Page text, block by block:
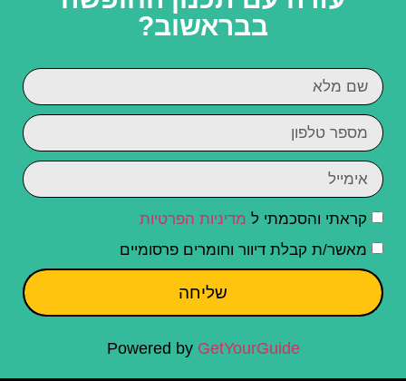
בבראשוב?
קראתי והסכמתי ל מדיניות הפרטיות
מאשר/ת קבלת דיוור וחומרים פרסומיים
שליחה
Powered by GetYourGuide